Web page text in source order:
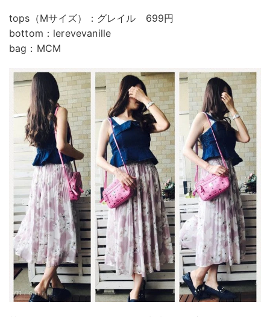
tops（Mサイズ）：グレイル 699円
bottom：lerevevanille
bag：MCM